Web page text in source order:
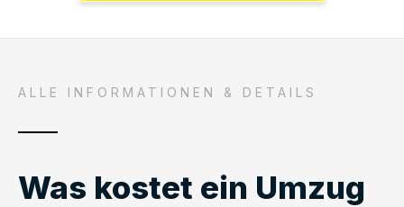
ALLE INFORMATIONEN & DETAILS
Was kostet ein Umzug